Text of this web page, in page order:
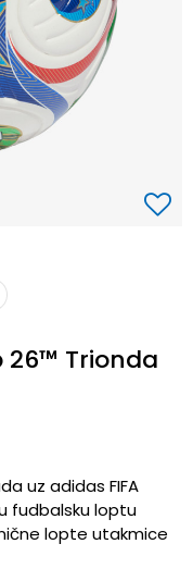
26™ Trionda
uz adidas FIFA
fudbalsku loptu
lopte utakmice